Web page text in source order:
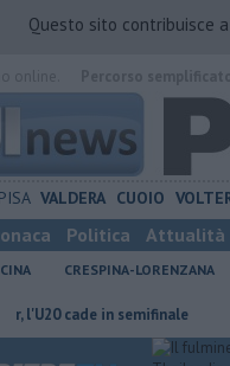
Questo sito contribuisce
PISA VALDERA CUOIO
Politica Attualità
CRESPINA-LORENZANA
cade in semifinale Piazza